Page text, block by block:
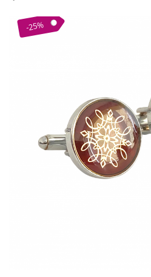
Brose
Tiare
Reduceri
Cele mai noi
Cele mai vandute
-25%